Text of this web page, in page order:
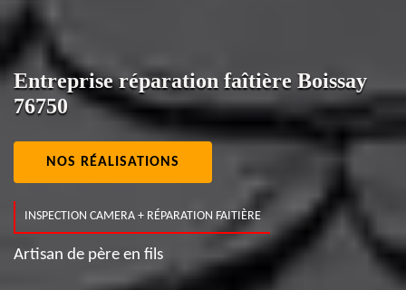
Entreprise réparation faîtière Boissay
76750
NOS RÉALISATIONS
INSPECTION CAMERA + RÉPARATION FAITIÈRE
Artisan de père en fils